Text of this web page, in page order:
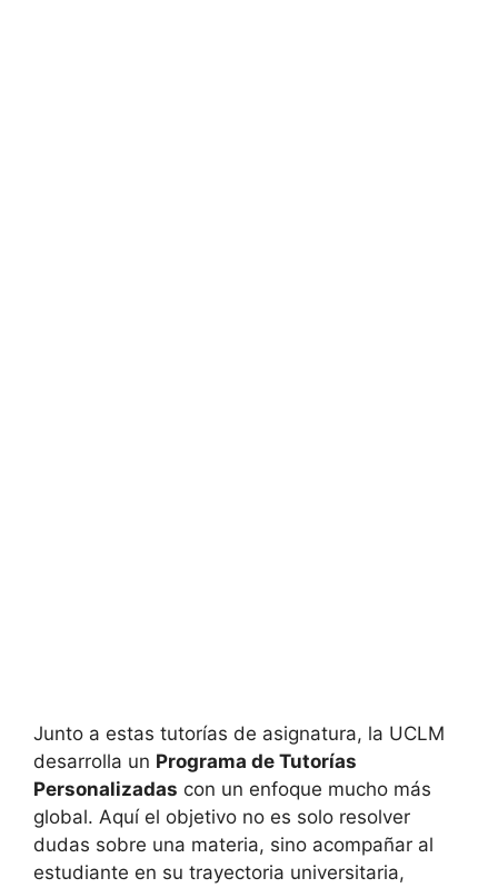
Junto a estas tutorías de asignatura, la UCLM
desarrolla un Programa de Tutorías
Personalizadas con un enfoque mucho más
global. Aquí el objetivo no es solo resolver
dudas sobre una materia, sino acompañar al
estudiante en su trayectoria universitaria,